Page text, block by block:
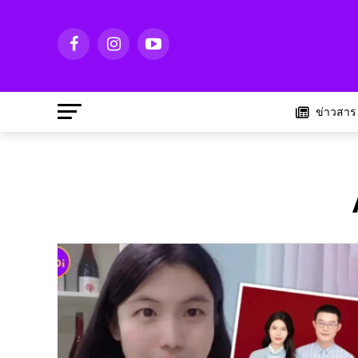
ข่าวสาร